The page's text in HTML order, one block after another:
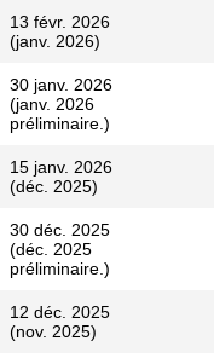
13 févr. 2026
(janv. 2026)
30 janv. 2026
(janv. 2026
préliminaire.)
15 janv. 2026
(déc. 2025)
30 déc. 2025
(déc. 2025
préliminaire.)
12 déc. 2025
(nov. 2025)